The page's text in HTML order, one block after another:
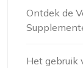
Ontdek de
Het gebruik